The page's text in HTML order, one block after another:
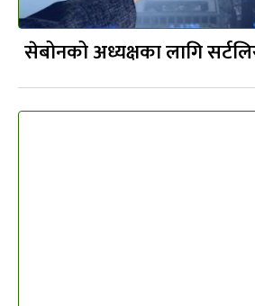
सेबोनको अध्यक्षका लागि